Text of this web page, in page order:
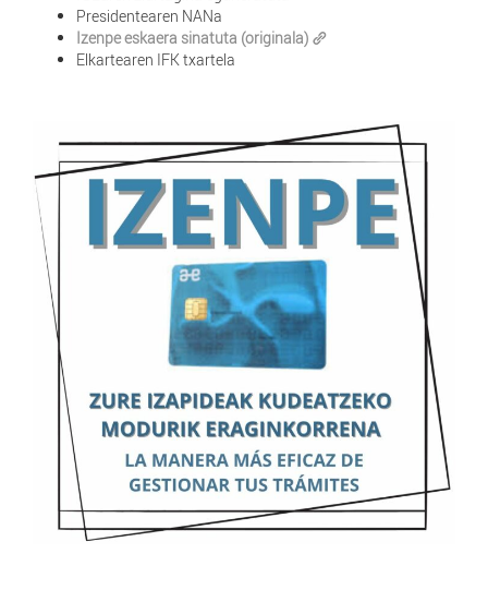
Presidentearen NANa
Izenpe eskaera sinatuta (originala)
Elkartearen IFK txartela